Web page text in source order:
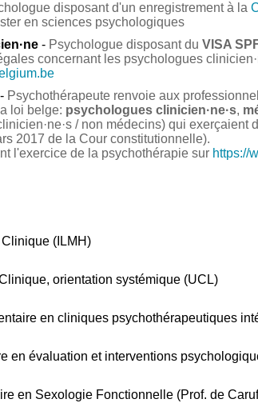
disposant d'un enregistrement à la
en sciences psychologiques
- Psychologue disposant du VISA
concernant les psychologues
Psychothérapeute renvoie aux
loi belge: psychologues clinicien·ne·s,
/ non médecins) qui exerçaient
2017 de la Cour constitutionnelle).
l'exercice de la psychothérapie sur https://
(ILMH)
orientation systémique (UCL)
en cliniques psychothérapeutiques
en évaluation et interventions
en Sexologie Fonctionnelle (Prof. de